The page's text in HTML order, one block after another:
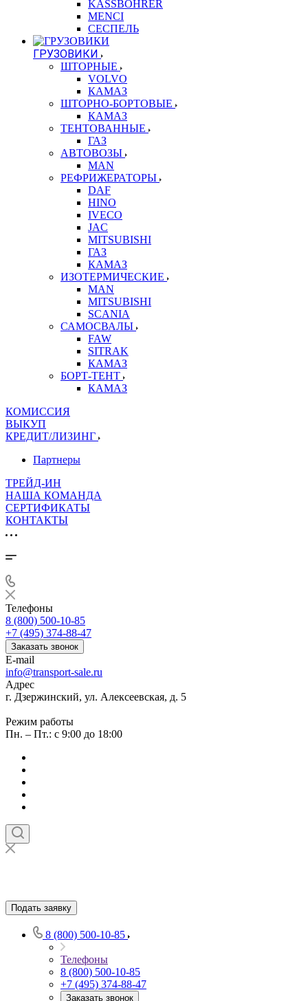
KASSBOHRER
MENCI
СЕСПЕЛЬ
ГРУЗОВИКИ
ШТОРНЫЕ
VOLVO
КАМАЗ
ШТОРНО-БОРТОВЫЕ
КАМАЗ
ТЕНТОВАННЫЕ
ГАЗ
АВТОВОЗЫ
MAN
РЕФРИЖЕРАТОРЫ
DAF
HINO
IVECO
JAC
MITSUBISHI
ГАЗ
КАМАЗ
ИЗОТЕРМИЧЕСКИЕ
MAN
MITSUBISHI
SCANIA
САМОСВАЛЫ
FAW
SITRAK
КАМАЗ
БОРТ-ТЕНТ
КАМАЗ
КОМИССИЯ
ВЫКУП
КРЕДИТ/ЛИЗИНГ
Партнеры
ТРЕЙД-ИН
НАША КОМАНДА
СЕРТИФИКАТЫ
КОНТАКТЫ
Телефоны
8 (800) 500-10-85
+7 (495) 374-88-47
Заказать звонок
E-mail
info@transport-sale.ru
Адрес
г. Дзержинский, ул. Алексеевская, д. 5
Режим работы
Пн. – Пт.: с 9:00 до 18:00
Подать заявку
8 (800) 500-10-85
Телефоны
8 (800) 500-10-85
+7 (495) 374-88-47
Заказать звонок